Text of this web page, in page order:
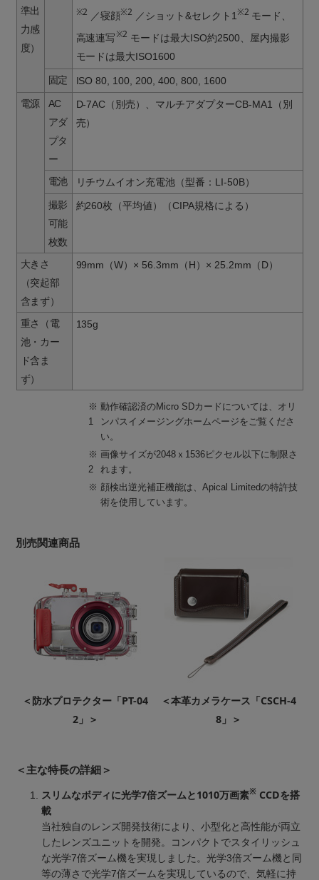
準出
力感
度）
※2 ／寝顔※2 ／ショット&セレクト1※2 モード、
高速連写※2 モードは最大ISO約2500、屋内撮影
モードは最大ISO1600
固定
ISO 80, 100, 200, 400, 800, 1600
電源
AC
アダ
プタ
ー
D-7AC（別売）、マルチアダプターCB-MA1（別
売）
電池
リチウムイオン充電池（型番：LI-50B）
撮影
可能
枚数
約260枚（平均値）（CIPA規格による）
大きさ
（突起部
含まず）
99mm（W）× 56.3mm（H）× 25.2mm（D）
重さ（電
池・カー
ド含ま
ず）
135g
※
1
動作確認済のMicro SDカードについては、オリ
ンパスイメージングホームページをご覧くださ
い。
※
2
画像サイズが2048ｘ1536ピクセル以下に制限さ
れます。
※ 顔検出逆光補正機能は、Apical Limitedの特許技
術を使用しています。
別売関連商品
＜防水プロテクター「PT-04
2」＞
＜本革カメラケース「CSCH-4
8」＞
＜主な特長の詳細＞
スリムなボディに光学7倍ズームと1010万画素※ CCDを搭
載
当社独自のレンズ開発技術により、小型化と高性能が両立
したレンズユニットを開発。コンパクトでスタイリッシュ
な光学7倍ズーム機を実現しました。光学3倍ズーム機と同
等の薄さで光学7倍ズームを実現しているので、気軽に持